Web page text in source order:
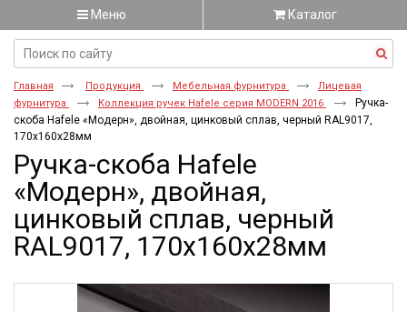
Меню Каталог
Главная Продукция Мебельная фурнитура
Лицевая
фурнитура
Коллекция ручек Hafele серия MODERN 2016
Ручка-
скоба Hafele «Модерн», двойная, цинковый сплав, черный RAL9017,
170х160х28мм
Ручка-скоба Hafele
«Модерн», двойная,
цинковый сплав, черный
RAL9017, 170х160х28мм